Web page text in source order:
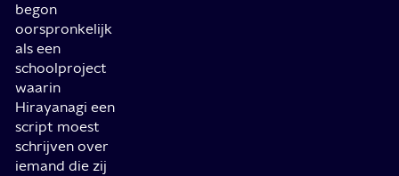
begon
oorspronkelijk
als een
schoolproject
waarin
Hirayanagi een
script moest
schrijven over
iemand die zij